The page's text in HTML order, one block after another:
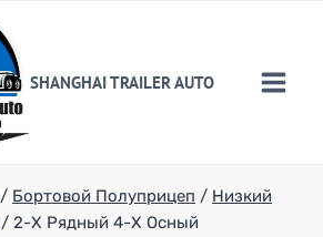
SHANGHAI TRAILER AUTO
/ Бортовой Полуприцеп / Низкий
/ 2-Х Рядный 4-Х Осный